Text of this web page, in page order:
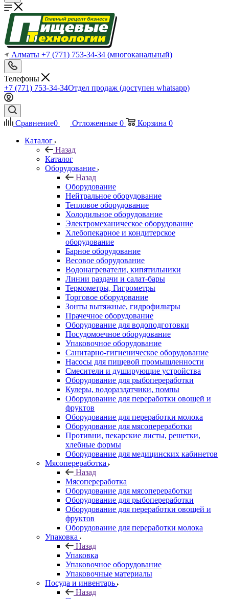
Алматы +7 (771) 753-34-34 (многоканальный)
Телефоны
+7 (771) 753-34-34Отдел продаж (доступен whatsapp)
Сравнение0 Отложенные 0 Корзина 0
Каталог
Назад
Каталог
Оборудование
Назад
Оборудование
Нейтральное оборудование
Тепловое оборудование
Холодильное оборудование
Электромеханическое оборудование
Хлебопекарное и кондитерское
оборудование
Барное оборудование
Весовое оборудование
Водонагреватели, кипятильники
Линии раздачи и салат-бары
Термометры, Гигрометры
Торговое оборудование
Зонты вытяжные, гидрофильтры
Прачечное оборудование
Оборудование для водоподготовки
Посудомоечное оборудование
Упаковочное оборудование
Санитарно-гигиеническое оборудование
Насосы для пищевой промышленности
Смесители и душирующие устройства
Оборудование для рыбопереработки
Кулеры, водораздатчики, помпы
Оборудование для переработки овощей и
фруктов
Оборудование для переработки молока
Оборудование для мясопереработки
Противни, пекарские листы, решетки,
хлебные формы
Оборудование для медицинских кабинетов
Мясопереработка
Назад
Мясопереработка
Оборудование для мясопереработки
Оборудование для рыбопереработки
Оборудование для переработки овощей и
фруктов
Оборудование для переработки молока
Упаковка
Назад
Упаковка
Упаковочное оборудование
Упаковочные материалы
Посуда и инвентарь
Назад